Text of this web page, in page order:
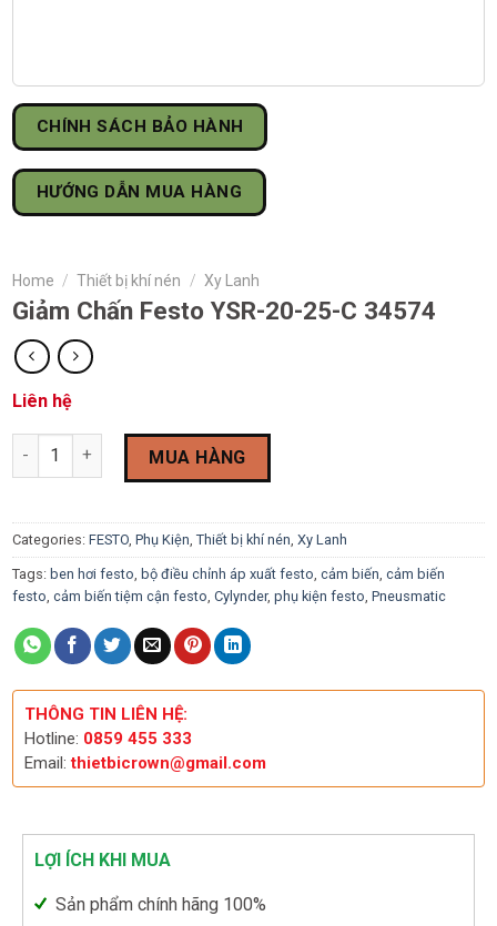
CHÍNH SÁCH BẢO HÀNH
HƯỚNG DẪN MUA HÀNG
Home / Thiết bị khí nén / Xy Lanh
Giảm Chấn Festo YSR-20-25-C 34574
Liên hệ
Giảm Chấn Festo YSR-20-25-C 34574 quantity
MUA HÀNG
Categories: FESTO, Phụ Kiện, Thiết bị khí nén, Xy Lanh
Tags: ben hơi festo, bộ điều chỉnh áp xuất festo, cảm biến, cảm biến
festo, cảm biến tiệm cận festo, Cylynder, phụ kiện festo, Pneusmatic
THÔNG TIN LIÊN HỆ:
Hotline: 0859 455 333
Email:thietbicrown@gmail.com
LỢI ÍCH KHI MUA
Sản phẩm chính hãng 100%